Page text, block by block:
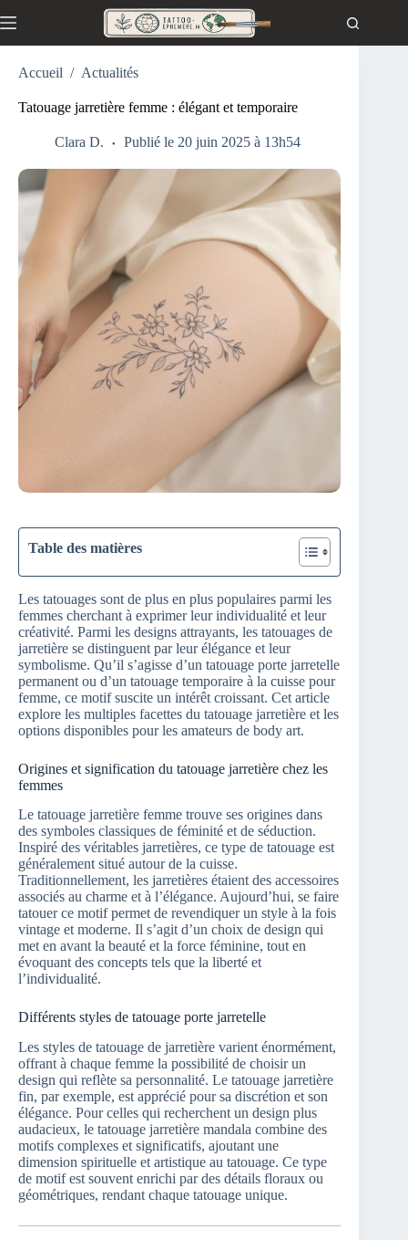
au
Accueil / Actualités
Tatouage jarretière femme : élégant et temporaire
Clara D. Publié le 20 juin 2025 à 13h54
Table des matières
Les tatouages sont de plus en plus populaires parmi les
femmes cherchant à exprimer leur individualité et leur
créativité. Parmi les designs attrayants, les tatouages de
jarretière se distinguent par leur élégance et leur
symbolisme. Qu’il s’agisse d’un tatouage porte jarretelle
permanent ou d’un tatouage temporaire à la cuisse pour
femme, ce motif suscite un intérêt croissant. Cet article
explore les multiples facettes du tatouage jarretière et les
options disponibles pour les amateurs de body art.
Origines et signification du tatouage jarretière chez les
femmes
Le tatouage jarretière femme trouve ses origines dans
des symboles classiques de féminité et de séduction.
Inspiré des véritables jarretières, ce type de tatouage est
généralement situé autour de la cuisse.
Traditionnellement, les jarretières étaient des accessoires
associés au charme et à l’élégance. Aujourd’hui, se faire
tatouer ce motif permet de revendiquer un style à la fois
vintage et moderne. Il s’agit d’un choix de design qui
met en avant la beauté et la force féminine, tout en
évoquant des concepts tels que la liberté et
l’individualité.
Différents styles de tatouage porte jarretelle
Les styles de tatouage de jarretière varient énormément,
offrant à chaque femme la possibilité de choisir un
design qui reflète sa personnalité. Le tatouage jarretière
fin, par exemple, est apprécié pour sa discrétion et son
élégance. Pour celles qui recherchent un design plus
audacieux, le tatouage jarretière mandala combine des
motifs complexes et significatifs, ajoutant une
dimension spirituelle et artistique au tatouage. Ce type
de motif est souvent enrichi par des détails floraux ou
géométriques, rendant chaque tatouage unique.